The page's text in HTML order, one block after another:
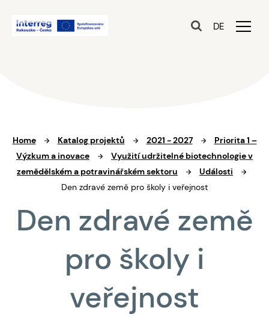
DE
Home Katalog projektů 2021 - 2027
Priorita 1 –
Výzkum a inovace
Využití udržitelné biotechnologie v
zemědělském a potravinářském sektoru
Události
Den zdravé země pro školy i veřejnost
Den zdravé země
pro školy i
veřejnost